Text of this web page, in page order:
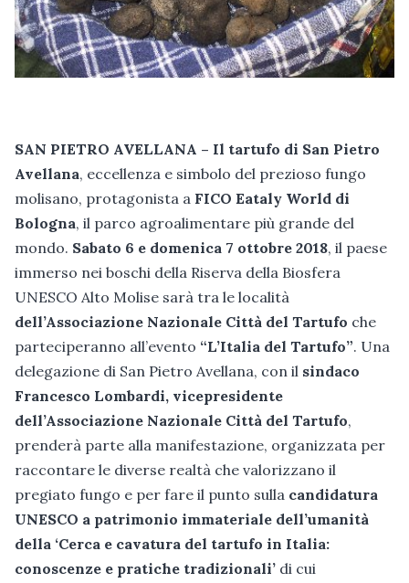
SAN PIETRO AVELLANA – Il tartufo di San Pietro
Avellana, eccellenza e simbolo del prezioso fungo
molisano, protagonista a FICO Eataly World di
Bologna, il parco agroalimentare più grande del
mondo. Sabato 6 e domenica 7 ottobre 2018, il paese
immerso nei boschi della Riserva della Biosfera
UNESCO Alto Molise sarà tra le località
dell’Associazione Nazionale Città del Tartufo che
parteciperanno all’evento “L’Italia del Tartufo”. Una
delegazione di San Pietro Avellana, con il sindaco
Francesco Lombardi, vicepresidente
dell’Associazione Nazionale Città del Tartufo,
prenderà parte alla manifestazione, organizzata per
raccontare le diverse realtà che valorizzano il
pregiato fungo e per fare il punto sulla candidatura
UNESCO a patrimonio immateriale dell’umanità
della ‘Cerca e cavatura del tartufo in Italia:
conoscenze e pratiche tradizionali’ di cui